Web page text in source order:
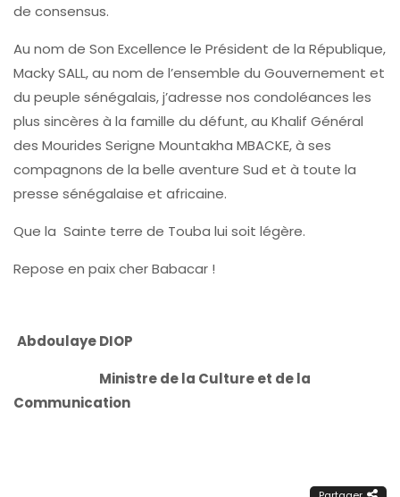
de consensus.
Au nom de Son Excellence le Président de la République,
Macky SALL, au nom de l’ensemble du Gouvernement et
du peuple sénégalais, j’adresse nos condoléances les
plus sincères à la famille du défunt, au Khalif Général
des Mourides Serigne Mountakha MBACKE, à ses
compagnons de la belle aventure Sud et à toute la
presse sénégalaise et africaine.
Que la Sainte terre de Touba lui soit légère.
Repose en paix cher Babacar !
Abdoulaye DIOP
Ministre de la Culture et de la
Communication